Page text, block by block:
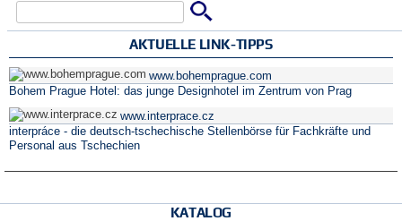
Suchformular
AKTUELLE LINK-TIPPS
www.bohemprague.com
Bohem Prague Hotel: das junge Designhotel im Zentrum von Prag
www.interprace.cz
interpráce - die deutsch-tschechische Stellenbörse für Fachkräfte und
Personal aus Tschechien
KATALOG